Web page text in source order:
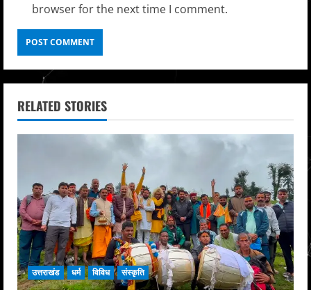
browser for the next time I comment.
RELATED STORIES
उत्तराखंड धर्म विविध संस्कृति